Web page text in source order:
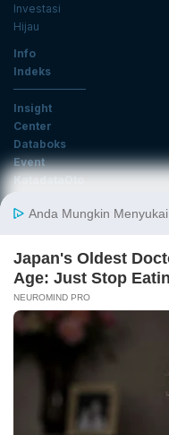
Investasi
Hijau
Info
Indeks
Insight
Center
Databoks
Event
KatadataOto
Email
Tentang Katadata
Kebijakan
©2026 Katadata.